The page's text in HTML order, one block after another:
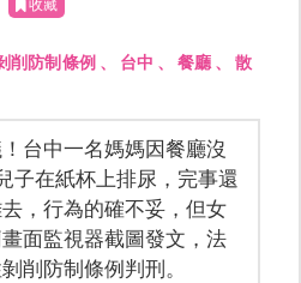
收藏
削防制條例、 台中 、 餐廳、 散
台中一名媽媽因餐廳沒
子在紙杯上排尿，完事還
，行為的確不妥，但女
面監視器截圖發文，法
削防制條例判刑。